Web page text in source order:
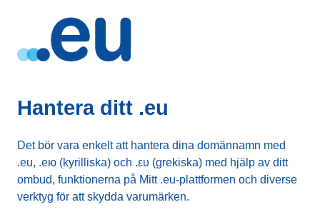
Hantera ditt .eu
Det bör vara enkelt att hantera dina domännamn med
.eu, .ею (kyrilliska) och .ευ (grekiska) med hjälp av ditt
ombud, funktionerna på Mitt .eu-plattformen och diverse
verktyg för att skydda varumärken.